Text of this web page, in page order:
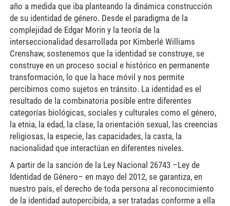
año a medida que iba planteando la dinámica construcción
de su identidad de género. Desde el paradigma de la
complejidad de Edgar Morin y la teoría de la
interseccionalidad desarrollada por Kimberlé Williams
Crenshaw, sostenemos que la identidad se construye, se
construye en un proceso social e histórico en permanente
transformación, lo que la hace móvil y nos permite
percibirnos como sujetos en tránsito. La identidad es el
resultado de la combinatoria posible entre diferentes
categorías biológicas, sociales y culturales como el género,
la etnia, la edad, la clase, la orientación sexual, las creencias
religiosas, la especie, las capacidades, la casta, la
nacionalidad que interactúan en diferentes niveles.
A partir de la sanción de la Ley Nacional 26743 –Ley de
Identidad de Género– en mayo del 2012, se garantiza, en
nuestro país, el derecho de toda persona al reconocimiento
de la identidad autopercibida, a ser tratadas conforme a ella